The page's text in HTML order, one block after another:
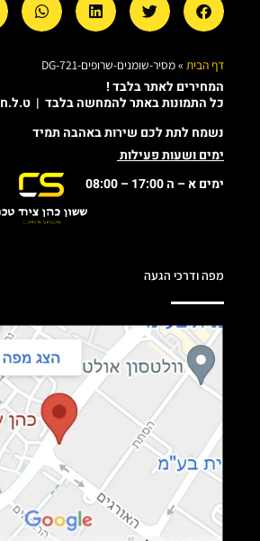
דף הבית »מסיר-שומנים-שרופים-DG-721
המחירים לאתר בלבד !
כל התמונות באתר להמחשה בלבד | ט.ל.ח
נשמח לתת לכם שירות באהבה תמיד
ימים ושעות פעילות
ימים א – ה 17:00 – 08:00
מפה ודרכי הגעה